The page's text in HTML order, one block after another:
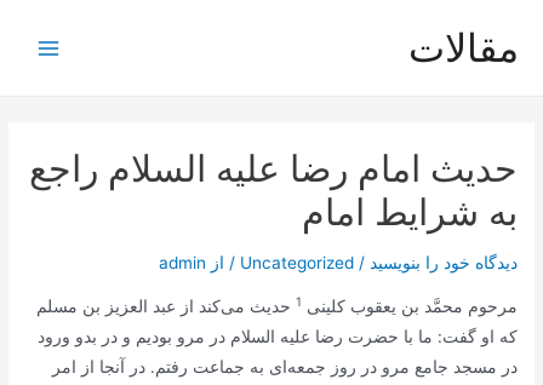
مقالات
حديث امام رضا علیه السلام راجع
به شرايط امام‏
دیدگاه‌ خود را بنویسید /
Uncategorized / از admin
مرحوم محمَّد بن يعقوب كلينى 1 حديث مى‌كند از عبد العزيز بن مسلم
كه او گفت: ما با حضرت رضا علیه السلام در مرو بوديم و در بدو ورود
در مسجد جامع مرو در روز جمعه‌اى به جماعت‌ رفتم. در آنجا از امر